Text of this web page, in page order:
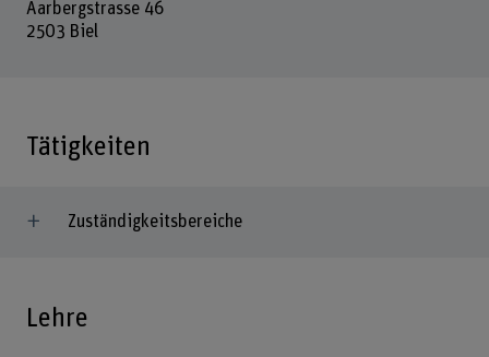
Aarbergstrasse 46
2503 Biel
Tätigkeiten
Zuständigkeitsbereiche
Lehre